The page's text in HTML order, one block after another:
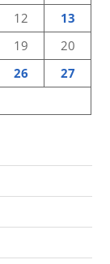
12
13
19
20
26
27